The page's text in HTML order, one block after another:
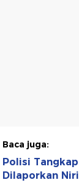
Baca juga:
Polisi
Dilaporkan